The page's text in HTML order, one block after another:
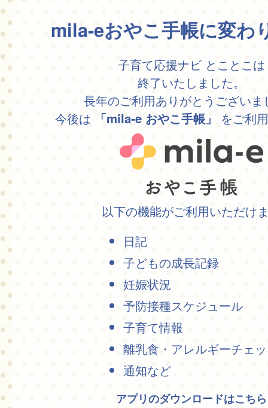
mila-eおやこ手帳に変わ
子育て応援ナビ とことこは
終了いたしました。
長年のご利用ありがとうございま
今後は
「mila-e おやこ手帳」 をご利
以下の機能がご利用いただけ
日記
子どもの成長記録
妊娠状況
予防接種スケジュール
子育て情報
離乳食・アレルギーチェ
通知など
アプリのダウンロードはこちら